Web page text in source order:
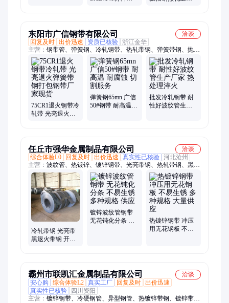
东阳市广信钢带有限公司
洽谈
回复及时 出价迅速 资质已核验 浙江金华
主营： 钢带管、弹簧钢、冷轧钢带、热轧带钢、弹簧带钢、抛光
钢带、不锈钢弹簧、碳素结构钢、钢带波纹管、钢带缠绕机、不
锈钢超薄带、聚乙烯波纹管、不锈钢压延带、钢带工艺精良、冷
轧镀锌钢带、淬火钢带源头、折弯淬火钢带、不锈钢打包带
75CR1退火钢带冷
轧带 光亮退火弹
弹簧钢65mn 广信
50#钢带 耐高温
批发冷轧钢带 耐
性好波纹管生产
任丘市强华金属制品有限公司
洽谈
综合体验L0
回复及时 出价迅速 真实性已核验 河北沧州
主营： 波纹管、热镀锌、镀锌钢带、光亮带钢、热轧带钢、黑退
带钢、电缆带钢、冷轧带钢、镀锌带钢、不锈钢带钢、镀锌打包
带钢、黑退波纹管带钢、预应力波纹管带钢、冷轧钢带、电缆钢
带、镀锌波纹管钢带、金属预应力波纹管钢带、热镀锌钢带
冷轧带钢 光亮带
黑退火带钢 开平
镀锌波纹管钢带
无花钝化分条 不
热镀锌钢带 冲压
用无花钢板 不易
霸州市联凯汇金属制品有限公司
洽谈
安心购
综合体验L2 真实工厂 回复及时 出价迅速
真实性已核验
四川资阳
主营： 镀锌钢带、冷硬钢管、异型钢管、热镀锌带钢、镀锌带